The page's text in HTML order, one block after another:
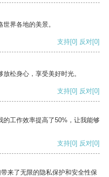
界各地的美景。
支持[0] 反对[0]
松身心，享受美好时光。
支持[0] 反对[0]
工作效率提高了50%，让我能够
支持[0] 反对[0]
来了无限的隐私保护和安全性保